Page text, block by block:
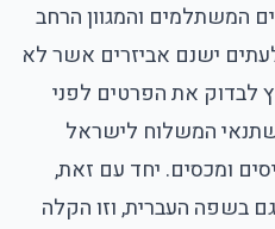
המשתלמים והמגוון הרחב
ישנם אביזרים אשר לא
לבדוק את הפרטים לפני
שתנאי המשלוח לישראל
ומכסים. יחד עם זאת,
בשפה העברית, וזו הקלה